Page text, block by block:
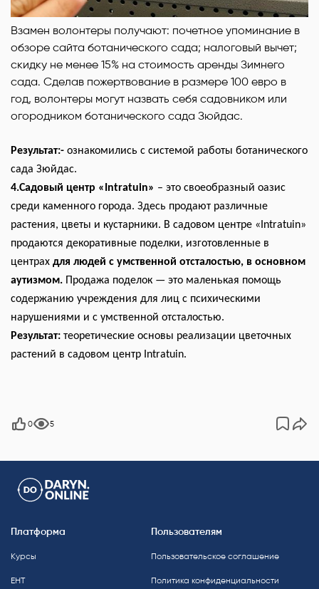
Взамен волонтеры получают: почетное упоминание в
обзоре сайта ботанического сада; налоговый вычет;
скидку не менее 15% на стоимость аренды Зимнего
сада. Сделав пожертвование в размере 100 евро в
год, волонтеры могут назвать себя садовником или
огородником ботанического сада Зюйдас.
Результат:- ознакомились с системой работы ботанического
сада Зюйдас.
4.Садовый центр «Intratuin» – это своеобразный оазис
среди каменного города. Здесь продают различные
растения, цветы и кустарники. В садовом центре «Intratuin»
продаются декоративные поделки, изготовленные в
центрах для людей с умственной отсталостью, в основном
аутизмом. Продажа поделок — это маленькая помощь
содержанию учреждения для лиц с психическими
нарушениями и с умственной отсталостью.
Результат: теоретические основы реализации цветочных
растений в садовом центр Intratuin.
0 5
Платформа
Курсы
ЕНТ
Пользователям
Пользовательское соглашение
Политика конфиденциальности